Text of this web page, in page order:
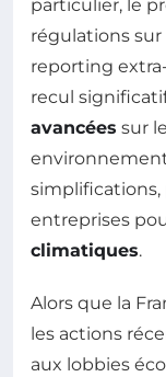
particulier, le
régulations
reporting
recul
avancées sur
simplifications,
entreprises
climatiques.
Alors que la
les actions
aux lobbies